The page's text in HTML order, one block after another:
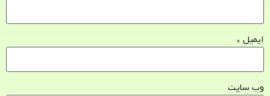
ایمیل *
وب‌ سایت